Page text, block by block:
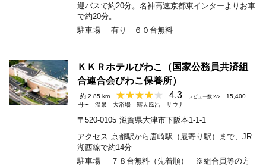
迎バスで約20分。名神高速京都東インターよりお車
で約20分。
駐車場
有り ６０台無料
ＫＫＲホテルびわこ（国家公務員共済組
合連合会びわこ保養所）
約 2.85 km 4.3 レビュー数:272
15,400
円〜
温泉 大浴場 露天風呂 サウナ
〒520-0105 滋賀県大津市下阪本1-1-1
アクセス 京都駅から唐崎駅（最寄り駅）まで、JR
湖西線で約14分
駐車場
７８台無料（先着順） ※組合員等の方